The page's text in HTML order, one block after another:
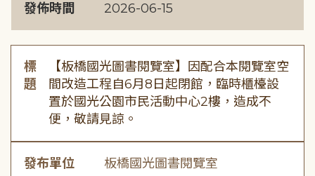
發佈時間 2026-06-15
標
題
【板橋國光圖書閱覽室】因配合本閱覽室空
間改造工程自6月8日起閉館，臨時櫃檯設
置於國光公園市民活動中心2樓，造成不
便，敬請見諒。
發布單位 板橋國光圖書閱覽室